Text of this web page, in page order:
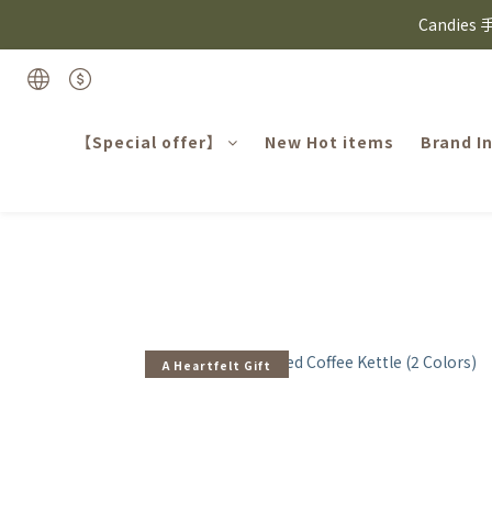
⸜ 8/1-8/31 ⸝  88購
Candies
【Special offer】 New Hot items Brand
A Heartfelt Gift